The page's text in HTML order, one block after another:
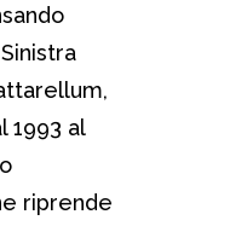
1993 al
riprende